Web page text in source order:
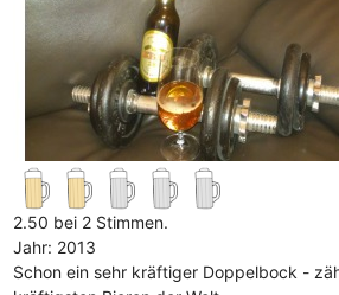
2.50 bei 2 Stimmen.
Jahr: 2013
Schon ein sehr kräftiger Doppelbock -